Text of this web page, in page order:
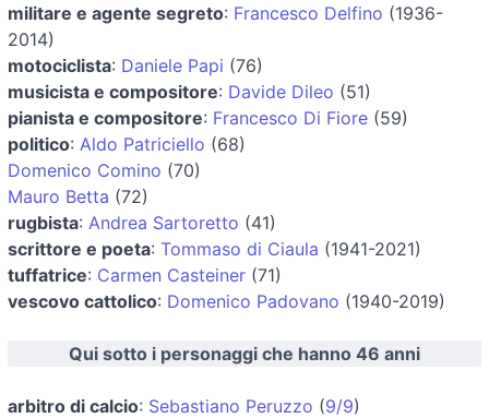
militare e agente segreto: Francesco Delfino (1936-
2014)
motociclista: Daniele Papi (76)
musicista e compositore: Davide Dileo (51)
pianista e compositore: Francesco Di Fiore (59)
politico: Aldo Patriciello (68)
Domenico Comino (70)
Mauro Betta (72)
rugbista: Andrea Sartoretto (41)
scrittore e poeta: Tommaso di Ciaula (1941-2021)
tuffatrice: Carmen Casteiner (71)
vescovo cattolico: Domenico Padovano (1940-2019)
Qui sotto i personaggi che hanno 46 anni
arbitro di calcio: Sebastiano Peruzzo (9/9)